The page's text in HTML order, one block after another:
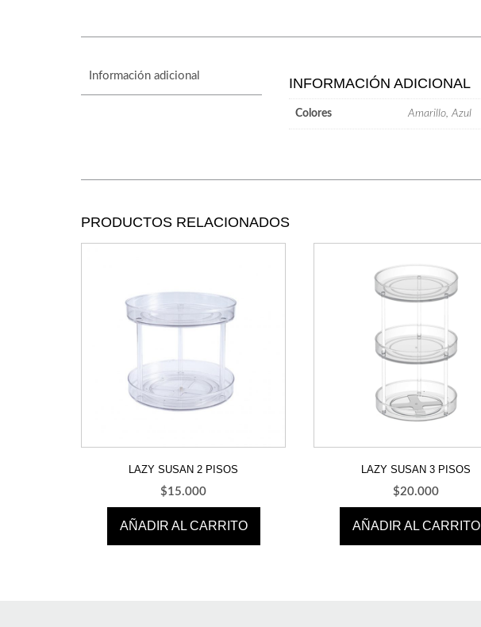
Información adicional INFORMACIÓN ADICIONAL
Colores Amarillo, Azul
PRODUCTOS RELACIONADOS
LAZY SUSAN 2 PISOS
$15.000
AÑADIR AL CARRITO
LAZY SUSAN 3 PISOS
$20.000
AÑADIR AL CARRITO